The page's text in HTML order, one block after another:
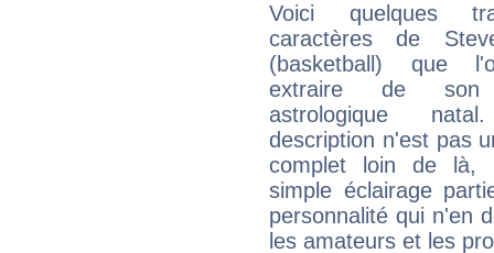
Voici quelques
caractères de
(basketball) que
extraire de son
astrologique
description n'est pas
complet loin de là,
simple éclairage
personnalité qui n'en
les amateurs et les